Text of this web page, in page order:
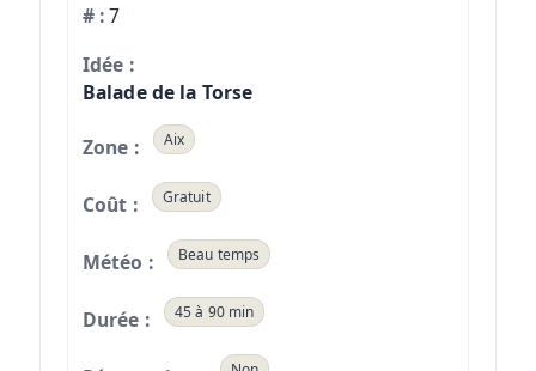
7
Balade de la Torse
Aix
Gratuit
Beau temps
45 à 90 min